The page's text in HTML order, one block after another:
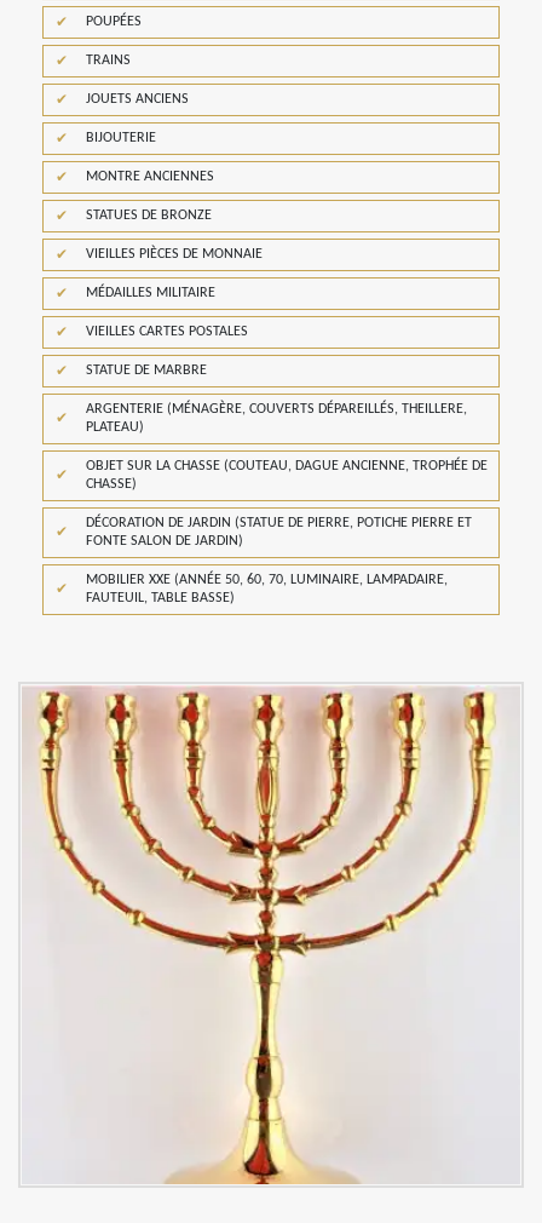
POUPÉES
TRAINS
JOUETS ANCIENS
BIJOUTERIE
MONTRE ANCIENNES
STATUES DE BRONZE
VIEILLES PIÈCES DE MONNAIE
MÉDAILLES MILITAIRE
VIEILLES CARTES POSTALES
STATUE DE MARBRE
ARGENTERIE (MÉNAGÈRE, COUVERTS DÉPAREILLÉS, THEILLERE,
PLATEAU)
OBJET SUR LA CHASSE (COUTEAU, DAGUE ANCIENNE, TROPHÉE DE
CHASSE)
DÉCORATION DE JARDIN (STATUE DE PIERRE, POTICHE PIERRE ET
FONTE SALON DE JARDIN)
MOBILIER XXE (ANNÉE 50, 60, 70, LUMINAIRE, LAMPADAIRE,
FAUTEUIL, TABLE BASSE)